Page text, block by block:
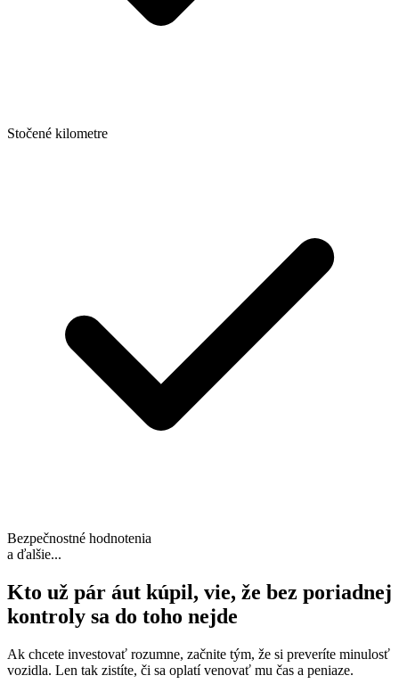
Stočené kilometre
Bezpečnostné hodnotenia
a ďalšie...
Kto už pár áut kúpil, vie, že bez poriadnej
kontroly sa do toho nejde
Ak chcete investovať rozumne, začnite tým, že si preveríte minulosť
vozidla. Len tak zistíte, či sa oplatí venovať mu čas a peniaze.